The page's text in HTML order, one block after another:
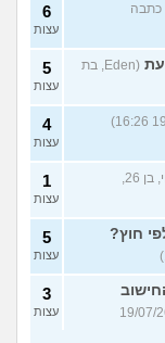
בת 29, כתבה
6
עצות
(Eden, בת
5
עצות
4
עצות
(חסוי, בן 26,
1
עצות
חוץ? 5
עצות
בת 19, כתבה ב-19/07/26
3
עצות